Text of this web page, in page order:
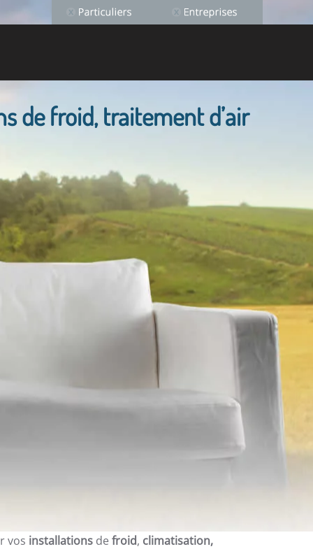
de froid, traitement d’air
vos installations de froid, climatisation,